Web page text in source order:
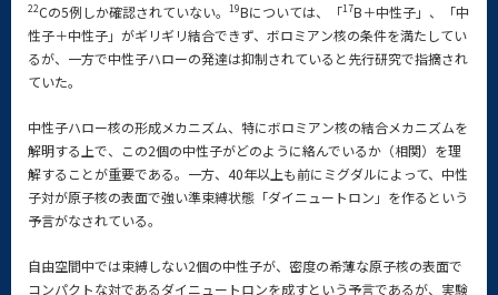
22Cの5例しか確認されていない。 19Bについては、「17B＋中性子」、「中
性子＋中性子」がギリギリ結合できず、ボロミアン核の条件を満たしてい
るが、一方で中性子ハローの発達は抑制されていると先行研究で指摘され
ていた。
中性子ハロー核の形成メカニズム、特にボロミアン核の結合メカニズムを
解明する上で、この2個の中性子がどのように絡んでいるか（相関）を理
解することが重要である。一方、40年以上も前にミグダルによって、中性
子対が原子核の表面で強い準束縛状態「ダイニュートロン」を作るという
予言がなされている。
自由空間中では束縛しない2個の中性子が、密度の希薄な原子核の表面で
コンパクトな対であるダイニュートロンを成すという予言であるが、実験